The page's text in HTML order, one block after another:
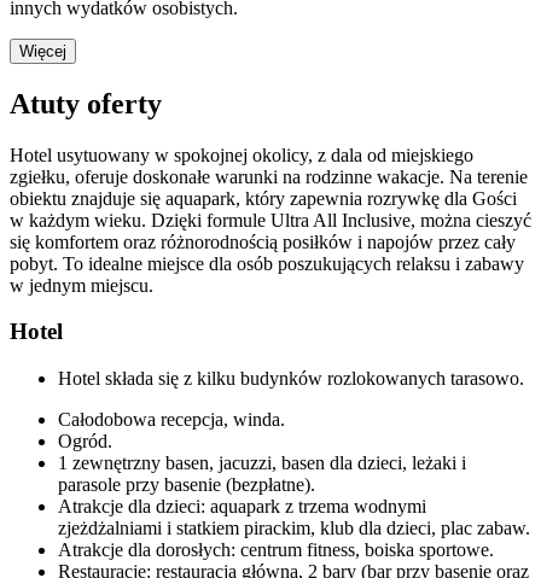
innych wydatków osobistych.
Więcej
Atuty oferty
Hotel usytuowany w spokojnej okolicy, z dala od miejskiego
zgiełku, oferuje doskonałe warunki na rodzinne wakacje. Na terenie
obiektu znajduje się aquapark, który zapewnia rozrywkę dla Gości
w każdym wieku. Dzięki formule Ultra All Inclusive, można cieszyć
się komfortem oraz różnorodnością posiłków i napojów przez cały
pobyt. To idealne miejsce dla osób poszukujących relaksu i zabawy
w jednym miejscu.
Hotel
Hotel składa się z kilku budynków rozlokowanych tarasowo.
Całodobowa recepcja, winda.
Ogród.
1 zewnętrzny basen, jacuzzi, basen dla dzieci, leżaki i
parasole przy basenie (bezpłatne).
Atrakcje dla dzieci: aquapark z trzema wodnymi
zjeżdżalniami i statkiem pirackim, klub dla dzieci, plac zabaw.
Atrakcje dla dorosłych: centrum fitness, boiska sportowe.
Restauracje: restauracja główna, 2 bary (bar przy basenie oraz